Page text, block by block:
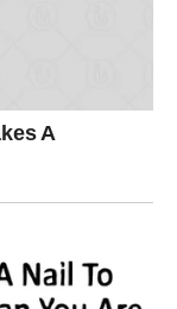
snažan trag.
emocije
gest ili
Ako je bilo
za
bio jednostran,
u ljubavi